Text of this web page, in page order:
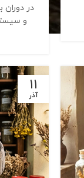
در دوران
و
11
آذر